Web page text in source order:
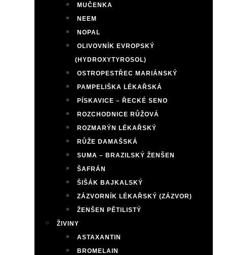
MUČENKA
NEEM
NOPAL
OLIVOVNÍK EVROPSKÝ
(HYDROXYTYROSOL)
OSTROPESTŘEC MARIÁNSKÝ
PAMPELIŠKA LÉKAŘSKÁ
PÍSKAVICE – ŘECKÉ SENO
ROZCHODNICE RŮŽOVÁ
ROZMARÝN LÉKAŘSKÝ
RŮŽE DAMAŠSKÁ
SUMA – BRAZILSKÝ ŽENŠEN
ŠAFRÁN
ŠIŠÁK BAJKALSKÝ
ZÁZVORNÍK LÉKAŘSKÝ (ZÁZVOR)
ŽENŠEN PĚTILISTÝ
ŽIVINY
ASTAXANTIN
BROMELAIN